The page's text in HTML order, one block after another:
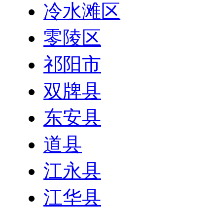
冷水滩区
零陵区
祁阳市
双牌县
东安县
道县
江永县
江华县